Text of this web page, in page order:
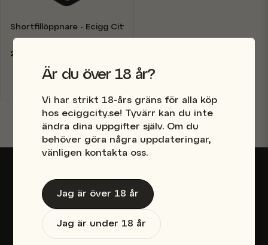
Shortfillöppnare - Ecigg City
29 kr
Finns i lager
Är du över 18 år?
Vi har strikt 18-års gräns för alla köp
hos eciggcity.se! Tyvärr kan du inte
ändra dina uppgifter själv. Om du
behöver göra några uppdateringar,
vänligen kontakta oss.
Jag är över 18 år
Jag är under 18 år
Besök vår e-ciggbutik i Stockholm
Mån-Fre 10-20
Lör-Sön 11-18